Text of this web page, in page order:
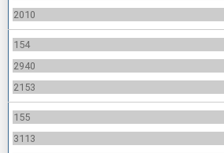
2010
154
2940
2153
155
3113